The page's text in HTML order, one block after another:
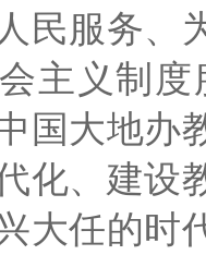
民服务、
主义制
国大地办
化、建设
大任的时